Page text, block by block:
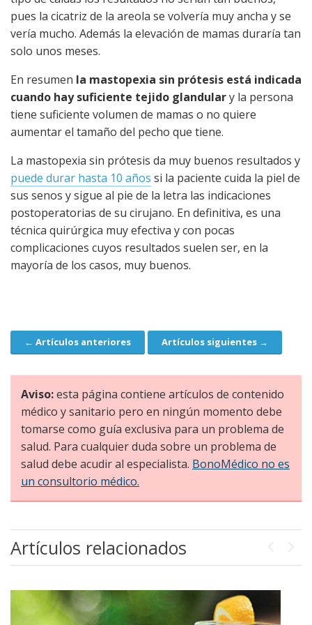
pues la cicatriz de la areola se volvería muy ancha y se
vería mucho. Además la elevación de mamas duraría tan
solo unos meses.
En resumen la mastopexia sin prótesis está indicada
cuando hay suficiente tejido glandulary la persona
tiene suficiente volumen de mamas o no quiere
aumentar el tamaño del pecho que tiene.
La mastopexia sin prótesis da muy buenos resultados y
puede durar hasta 10 años si la paciente cuida la piel de
sus senos y sigue al pie de la letra las indicaciones
postoperatorias de su cirujano. En definitiva, es una
técnica quirúrgica muy efectiva y con pocas
complicaciones cuyos resultados suelen ser, en la
mayoría de los casos, muy buenos.
Navegación
← Artículos anteriores Artículos siguientes →
Aviso:esta página contiene artículos de contenido
médico y sanitario pero en ningún momento debe
tomarse como guía exclusiva para un problema de
salud. Para cualquier duda sobre un problema de
salud debe acudir al especialista. BonoMédico no es
un consultorio médico.
Artículos relacionados
Next